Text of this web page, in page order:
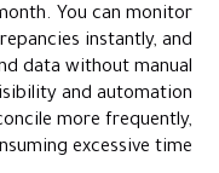
You can monitor
instantly, and
data without manual
and automation
more frequently,
excessive time.